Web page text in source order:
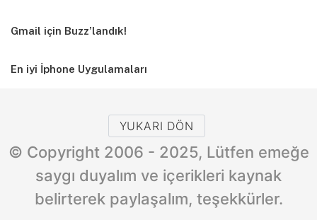
Gmail için Buzz’landık!
En iyi İphone Uygulamaları
YUKARI DÖN
© Copyright 2006 - 2025, Lütfen emeğe
saygı duyalım ve içerikleri kaynak
belirterek paylaşalım, teşekkürler.